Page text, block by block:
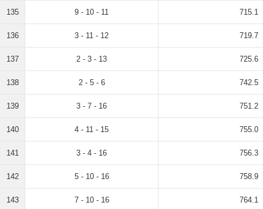
135 9 - 10 - 11 715.1
136 3 - 11 - 12 719.7
137 2 - 3 - 13 725.6
138 2 - 5 - 6 742.5
139 3 - 7 - 16 751.2
140 4 - 11 - 15 755.0
141 3 - 4 - 16 756.3
142 5 - 10 - 16 758.9
143 7 - 10 - 16 764.1